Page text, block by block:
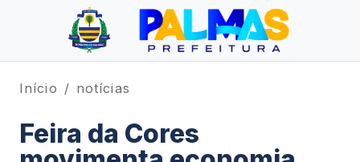
Início notícias
Feira da Cores